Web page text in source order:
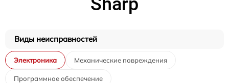
Виды неисправностей
Электроника Механические повреждения
Программное обеспечение